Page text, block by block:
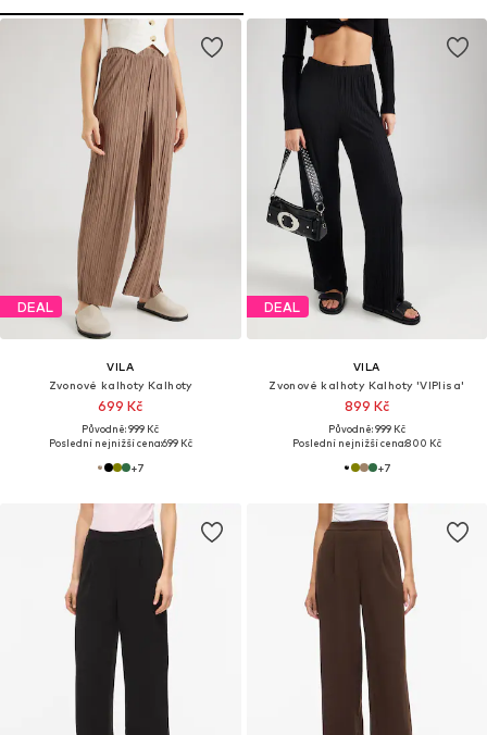
DEAL
VILA
Zvonové kalhoty Kalhoty
699 Kč
Původně: 999 Kč
Poslední nejnižší cena:699 Kč
+7
DEAL
VILA
Zvonové kalhoty Kalhoty 'VIPlisa'
899 Kč
Původně: 999 Kč
Poslední nejnižší cena:800 Kč
+7